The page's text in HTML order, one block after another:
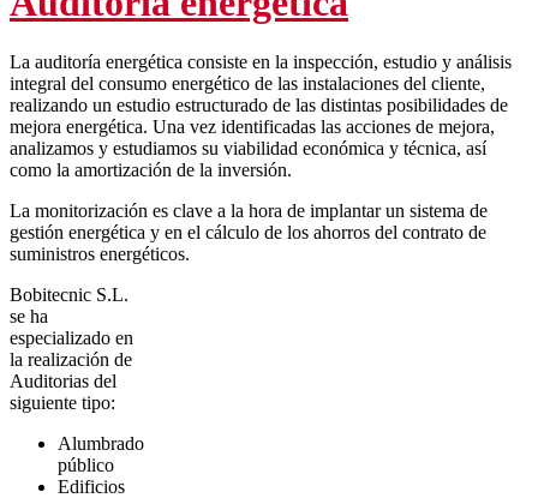
La auditoría energética consiste en la inspección, estudio y análisis
integral del consumo energético de las instalaciones del cliente,
realizando un estudio estructurado de las distintas posibilidades de
mejora energética. Una vez identificadas las acciones de mejora,
analizamos y estudiamos su viabilidad económica y técnica, así
como la amortización de la inversión.
La monitorización es clave a la hora de implantar un sistema de
gestión energética y en el cálculo de los ahorros del contrato de
suministros energéticos.
Bobitecnic S.L.
se ha
especializado en
la realización de
Auditorias del
siguiente tipo:
Alumbrado
público
Edificios